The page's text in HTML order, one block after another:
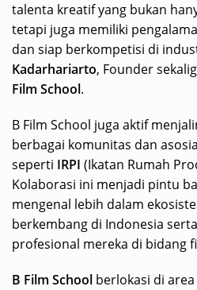
talenta kreatif yang bukan
tetapi juga memiliki
dan siap berkompetisi di
Kadarhariarto, Founder
Film School.
B Film School juga aktif
berbagai komunitas dan
seperti IRPI (Ikatan Rumah
Kolaborasi ini menjadi pintu
mengenal lebih dalam
berkembang di Indonesia
profesional mereka di bidang
B Film School berlokasi di area